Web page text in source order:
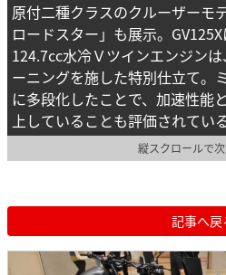
原付二種クラスのクルーザーモ
ロードスター」も展示。
124.7cc水冷Ｖツインエンジン
ーニングを施した特別仕立て。
に多段化したことで、加速性能
上していることも評価されている
縦スクロールで
記事へ戻